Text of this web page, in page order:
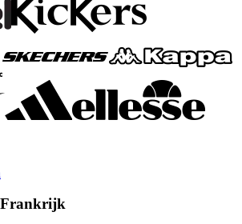
Frankrijk